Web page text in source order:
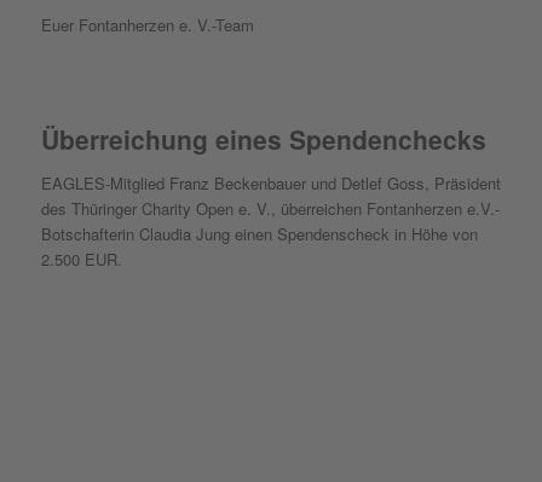
Euer Fontanherzen e. V.-Team
Überreichung eines Spendenchecks
EAGLES-Mitglied Franz Beckenbauer und Detlef Goss, Präsident
des Thüringer Charity Open e. V., überreichen Fontanherzen e.V.-
Botschafterin Claudia Jung einen Spendenscheck in Höhe von
2.500 EUR.